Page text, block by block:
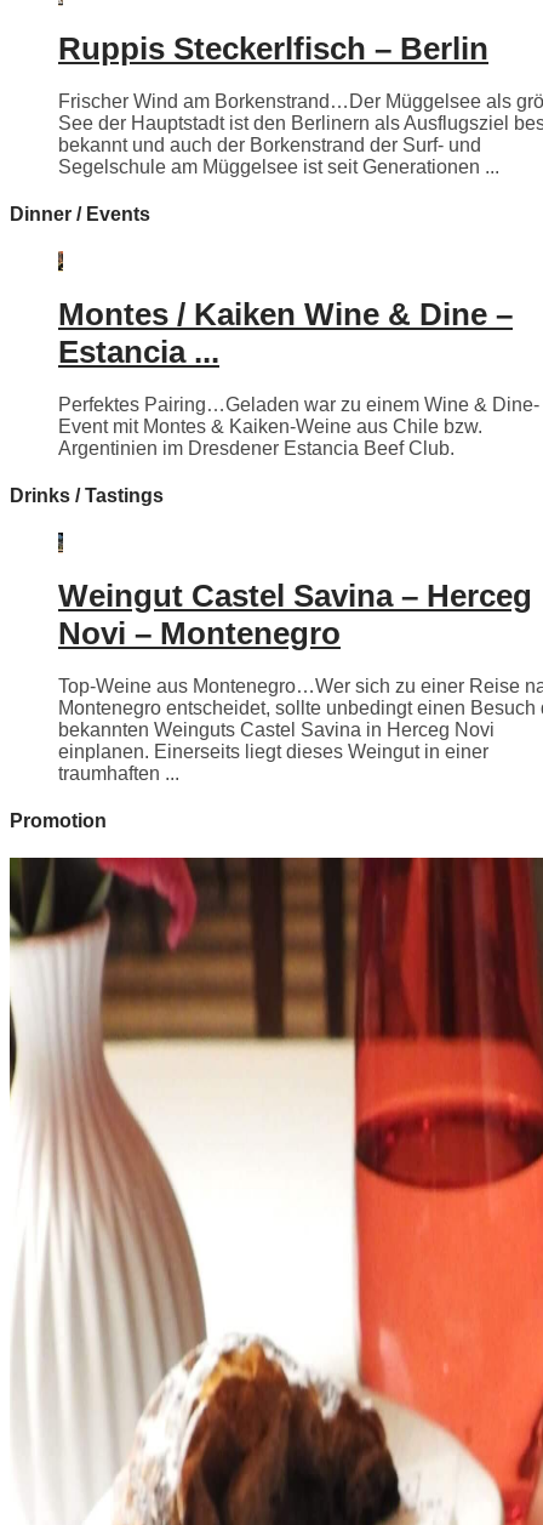
Ruppis Steckerlfisch – Berlin
Frischer Wind am Borkenstrand…Der Müggelsee als
See der Hauptstadt ist den Berlinern als Ausflugsziel
bekannt und auch der Borkenstrand der Surf- und
Segelschule am Müggelsee ist seit Generationen ...
Dinner / Events
Montes / Kaiken Wine & Dine –
Estancia ...
Perfektes Pairing…Geladen war zu einem Wine & Dine-
Event mit Montes & Kaiken-Weine aus Chile bzw.
Argentinien im Dresdener Estancia Beef Club.
Drinks / Tastings
Weingut Castel Savina – Herceg
Novi – Montenegro
Top-Weine aus Montenegro…Wer sich zu einer Reise
Montenegro entscheidet, sollte unbedingt einen Besuch
bekannten Weinguts Castel Savina in Herceg Novi
einplanen. Einerseits liegt dieses Weingut in einer
traumhaften ...
Promotion